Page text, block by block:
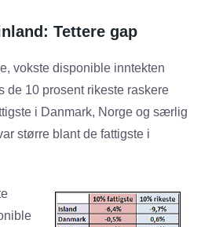
Tettere gap
vokste disponible inntekten
de 10 prosent rikeste raskere
i Danmark, Norge og særlig
større blant de fattigste i